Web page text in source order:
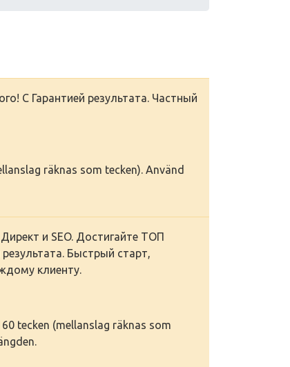
С Гарантией результата. Частный
räknas som tecken). Använd
и SEO. Достигайте ТОП
Быстрый старт,
клиенту.
tecken (mellanslag räknas som